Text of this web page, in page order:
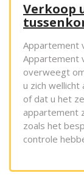
Verkoop
Appartement
Appartement
overweegt
u zich wellicht
of dat u het
appartement
zoals het
controle